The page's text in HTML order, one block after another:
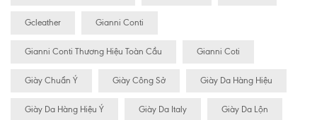
Gcleather Gianni Conti
Gianni Conti Thương Hiệu Toàn Cầu Gianni Coti
Giày Chuẩn Ý Giày Công Sở Giày Da Hàng Hiệu
Giày Da Hàng Hiệu Ý Giày Da Italy Giày Da Lộn